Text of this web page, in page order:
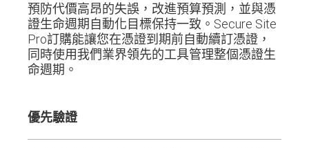
預防代價高昂的失誤，改進預算預測，並與憑
證生命週期自動化目標保持一致。Secure Site
Pro訂購能讓您在憑證到期前自動續訂憑證，
同時使用我們業界領先的工具管理整個憑證生
命週期。
優先驗證